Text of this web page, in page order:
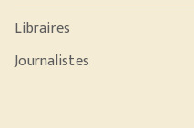
Libraires
Journalistes